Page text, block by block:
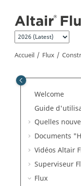
Accueil Flux
Welcome
Guide
Quelles
Documents
Vidéos Altair
Superviseur
Flux